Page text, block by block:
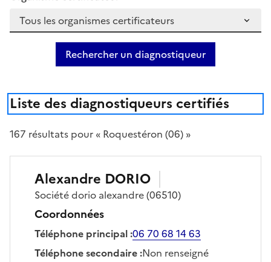
Rechercher un diagnostiqueur
Liste des diagnostiqueurs certifiés
167 résultats pour « Roquestéron (06) »
Alexandre DORIO
Sociétédorio alexandre(06510)
Coordonnées
Téléphone principal:06 70 68 14 63
Téléphone secondaire:Non renseigné